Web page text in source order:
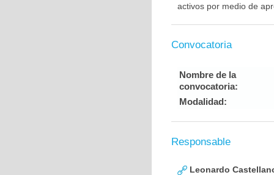
activos por medio de
Convocatoria
Nombre de la
convocatoria:
Modalidad:
Responsable
Leonardo